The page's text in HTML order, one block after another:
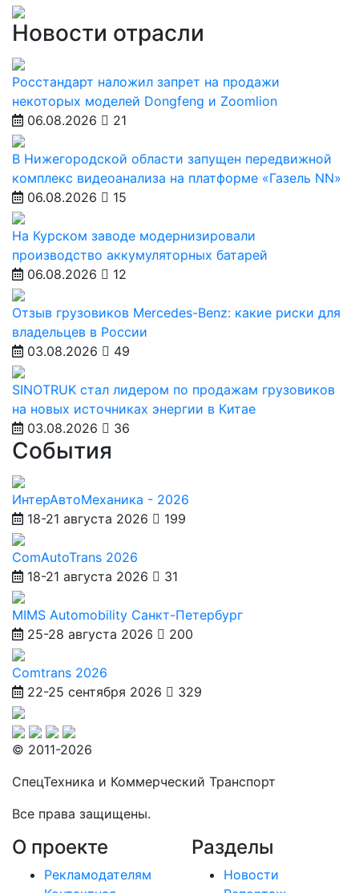
Новости отрасли
Росстандарт наложил запрет на продажи
некоторых моделей Dongfeng и Zoomlion
06.08.2026
21
В Нижегородской области запущен передвижной
комплекс видеоанализа на платформе «Газель NN»
06.08.2026
15
На Курском заводе модернизировали
производство аккумуляторных батарей
06.08.2026
12
Отзыв грузовиков Mercedes-Benz: какие риски для
владельцев в России
03.08.2026
49
SINOTRUK стал лидером по продажам грузовиков
на новых источниках энергии в Китае
03.08.2026
36
События
ИнтерАвтоМеханика - 2026
18-21 августа 2026
199
ComAutoTrans 2026
18-21 августа 2026
31
MIMS Automobility Санкт-Петербург
25-28 августа 2026
200
Comtrans 2026
22-25 сентября 2026
329
© 2011-2026
СпецТехника и Коммерческий Транспорт
Все права защищены.
О проекте
Рекламодателям
Разделы
Новости